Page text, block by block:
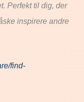
Perfekttil dig, der
inspirere andre
find-